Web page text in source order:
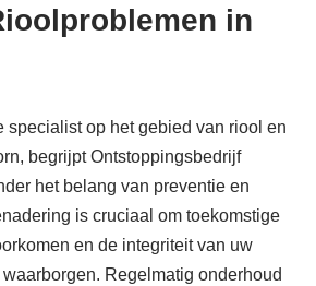
in
specialist op het gebied van riool en
begrijpt Ontstoppingsbedrijf
het belang van preventie en
is cruciaal om toekomstige
en de integriteit van uw
Regelmatig onderhoud